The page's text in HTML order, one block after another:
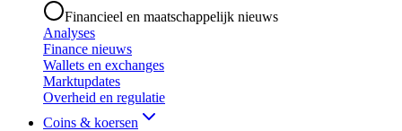
Financieel en maatschappelijk nieuws
Analyses
Finance nieuws
Wallets en exchanges
Marktupdates
Overheid en regulatie
Coins & koersen